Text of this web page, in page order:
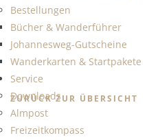
Bestellungen
Bücher & Wanderführer
Johannesweg-Gutscheine
Wanderkarten & Startpakete
Service
Downloads
Almpost
Freizeitkompass
ZURÜCK ZUR ÜBERSICHT